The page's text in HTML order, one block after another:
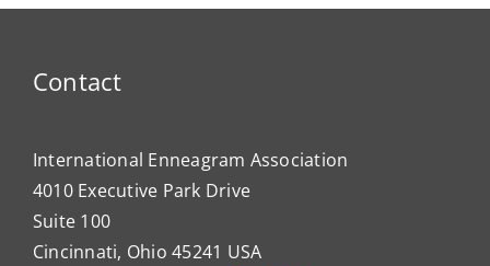
Contact
International Enneagram Association
4010 Executive Park Drive
Suite 100
Cincinnati, Ohio 45241 USA